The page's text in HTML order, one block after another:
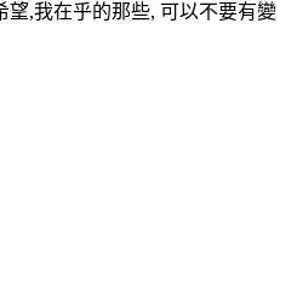
,我在乎的那些, 可以不要有變